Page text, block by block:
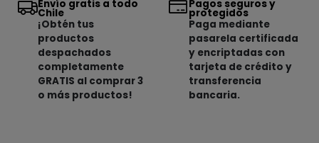
Envío gratis a todo
Chile
¡Obtén tus
productos
despachados
completamente
GRATIS al comprar 3
o más productos!
Pagos seguros y
protegidos
Paga mediante
pasarela certificada
y encriptadas con
tarjeta de crédito y
transferencia
bancaria.